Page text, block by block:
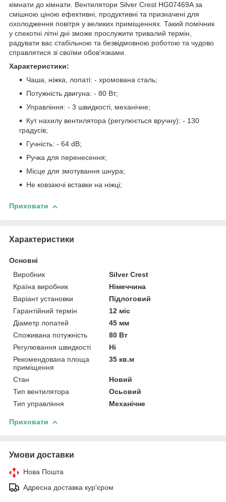
кімнати до кімнати. Вентилятори Silver Crest HG07469A за
смішною ціною ефективні, продуктивні та призначені для
охолодження повітря у великих приміщеннях. Такий помічник
у спекотні літні дні зможе прослужити тривалий термін,
радувати вас стабільною та безвідмовною роботою та чудово
справлятися зі своїми обов'язками.
Характеристики:
Чаша, ніжка, лопаті: - хромована сталь;
Потужність двигуна: - 80 Вт;
Управління: - 3 швидкості, механічне;
Кут нахилу вентилятора (регулюється вручну): - 130
градусів;
Гучність: - 64 dB;
Ручка для перенесення;
Місце для змотування шнура;
Не ковзаючі вставки на ніжці;
Приховати
Характеристики
Основні
Виробник
Silver Crest
Країна виробник
Німеччина
Варіант установки
Підлоговий
Гарантійний термін
12 міс
Діаметр лопатей
45 мм
Споживана потужність
80 Вт
Регулювання швидкості
Ні
Рекомендована площа
приміщення
35 кв.м
Стан
Новий
Тип вентилятора
Осьовий
Тип управління
Механічне
Приховати
Умови доставки
Нова Пошта
Адресна доставка кур'єром